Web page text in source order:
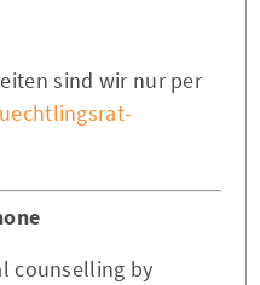
sind wir nur per
counselling by